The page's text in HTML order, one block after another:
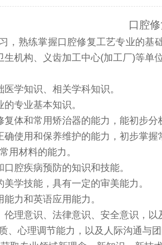
口腔
，熟练掌握口腔修复工艺专业的基
机构、义齿加工中心(加工厂)等单
学知识、相关学科知识。
专业基本知识。
体和常用矫治器的能力，能初步分
使用和保养维护的能力，初步掌握
用材料的能力。
腔疾病预防的知识和技能。
学技能，具有一定的审美能力。
力和英语应用能力。
理意识、法律意识、安全意识，
、心理调节能力，以及人际沟通与团